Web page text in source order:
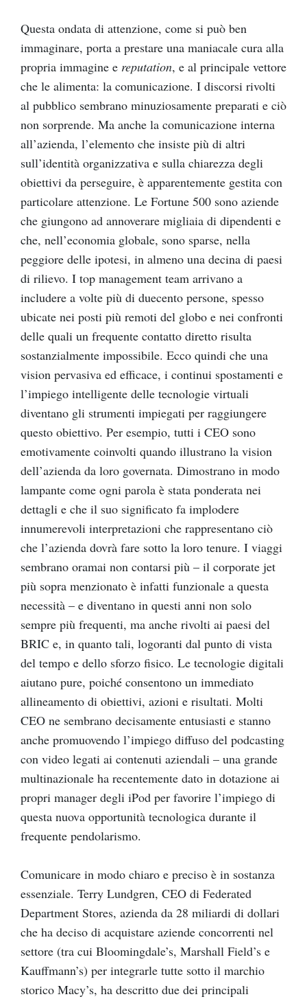
Questa ondata di attenzione, come si può ben
immaginare, porta a prestare una maniacale cura alla
propria immagine e reputation, e al principale vettore
che le alimenta: la comunicazione. I discorsi rivolti
al pubblico sembrano minuziosamente preparati e ciò
non sorprende. Ma anche la comunicazione interna
all’azienda, l’elemento che insiste più di altri
sull’identità organizzativa e sulla chiarezza degli
obiettivi da perseguire, è apparentemente gestita con
particolare attenzione. Le Fortune 500 sono aziende
che giungono ad annoverare migliaia di dipendenti e
che, nell’economia globale, sono sparse, nella
peggiore delle ipotesi, in almeno una decina di paesi
di rilievo. I top management team arrivano a
includere a volte più di duecento persone, spesso
ubicate nei posti più remoti del globo e nei confronti
delle quali un frequente contatto diretto risulta
sostanzialmente impossibile. Ecco quindi che una
vision pervasiva ed efficace, i continui spostamenti e
l’impiego intelligente delle tecnologie virtuali
diventano gli strumenti impiegati per raggiungere
questo obiettivo. Per esempio, tutti i CEO sono
emotivamente coinvolti quando illustrano la vision
dell’azienda da loro governata. Dimostrano in modo
lampante come ogni parola è stata ponderata nei
dettagli e che il suo significato fa implodere
innumerevoli interpretazioni che rappresentano ciò
che l’azienda dovrà fare sotto la loro tenure. I viaggi
sembrano oramai non contarsi più – il corporate jet
più sopra menzionato è infatti funzionale a questa
necessità – e diventano in questi anni non solo
sempre più frequenti, ma anche rivolti ai paesi del
BRIC e, in quanto tali, logoranti dal punto di vista
del tempo e dello sforzo fisico. Le tecnologie digitali
aiutano pure, poiché consentono un immediato
allineamento di obiettivi, azioni e risultati. Molti
CEO ne sembrano decisamente entusiasti e stanno
anche promuovendo l’impiego diffuso del podcasting
con video legati ai contenuti aziendali – una grande
multinazionale ha recentemente dato in dotazione ai
propri manager degli iPod per favorire l’impiego di
questa nuova opportunità tecnologica durante il
frequente pendolarismo.
Comunicare in modo chiaro e preciso è in sostanza
essenziale. Terry Lundgren, CEO di Federated
Department Stores, azienda da 28 miliardi di dollari
che ha deciso di acquistare aziende concorrenti nel
settore (tra cui Bloomingdale’s, Marshall Field’s e
Kauffmann’s) per integrarle tutte sotto il marchio
storico Macy’s, ha descritto due dei principali